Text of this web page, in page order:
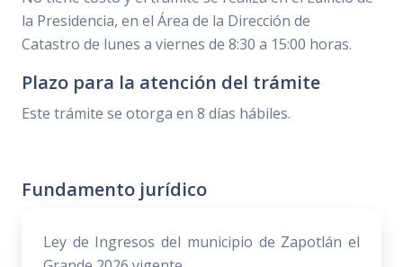
la Presidencia, en el Área de la Dirección de
Catastro de lunes a viernes de 8:30 a 15:00 horas.
Plazo para la atención del trámite
Este trámite se otorga en 8 días hábiles.
Fundamento jurídico
Ley de Ingresos del municipio de Zapotlán el